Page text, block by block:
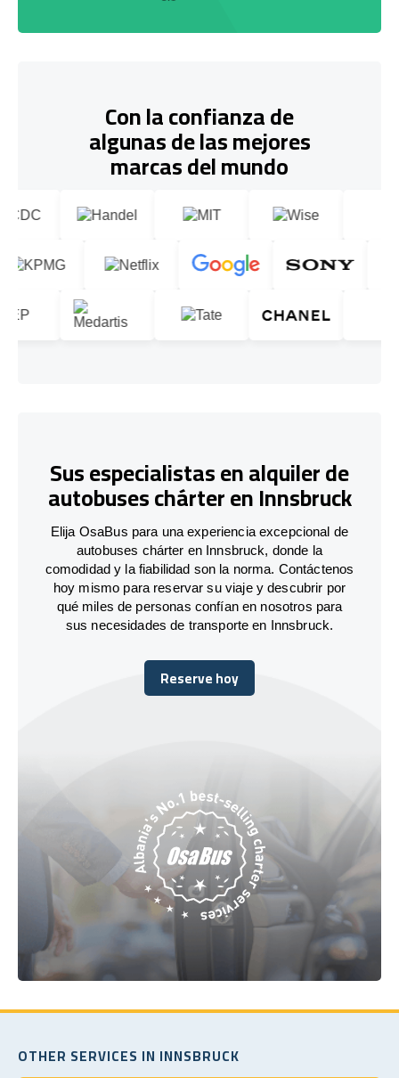
Con la confianza de
algunas de las mejores
marcas del mundo
Sus especialistas en alquiler de
autobuses chárter en Innsbruck
Elija OsaBus para una experiencia excepcional de
autobuses chárter en Innsbruck, donde la
comodidad y la fiabilidad son la norma. Contáctenos
hoy mismo para reservar su viaje y descubrir por
qué miles de personas confían en nosotros para
sus necesidades de transporte en Innsbruck.
Reserve hoy
Reserve hoy
OTHER SERVICES IN INNSBRUCK